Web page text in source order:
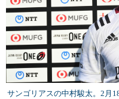
サンゴリアスの中村駿太。2月